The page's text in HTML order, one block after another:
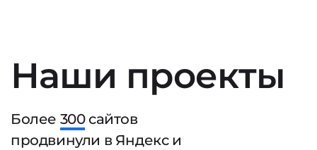
Наши проекты
Более 300сайтов
продвинули в Яндекс и